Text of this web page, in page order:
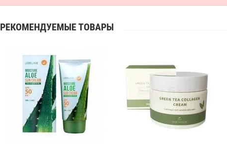
РЕКОМЕНДУЕМЫЕ ТОВАРЫ